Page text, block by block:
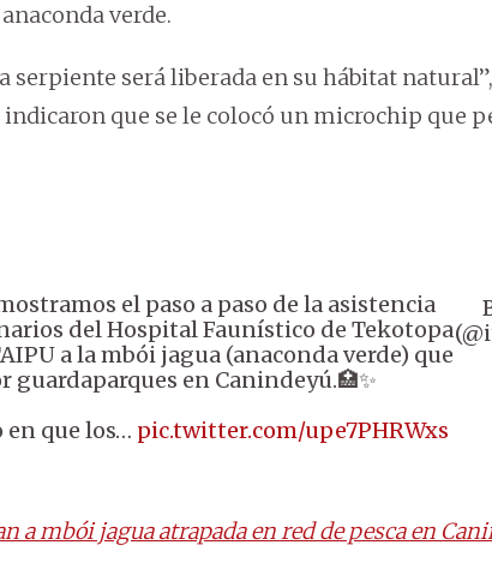
verde.
serpiente será liberada en su hábitat
que se le colocó un microchip que
el paso a paso de la asistencia
del Hospital Faunístico de Tekotopa
a la mbói jagua (anaconda verde) que
guardaparques en Canindeyú.🏥✨
en que los… pic.twitter.com/upe7PHRWxs
a mbói jagua atrapada en red de pesca en